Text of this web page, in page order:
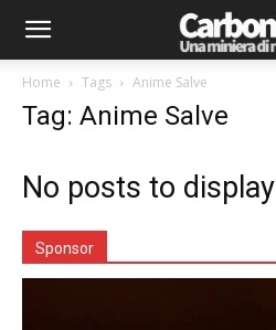
Home Tags Anime Salve
Tag: Anime Salve
No posts to display
Sponsor